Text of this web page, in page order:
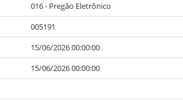
016 - Pregão Eletrônico
005191
15/06/2026 00:00:00
15/06/2026 00:00:00